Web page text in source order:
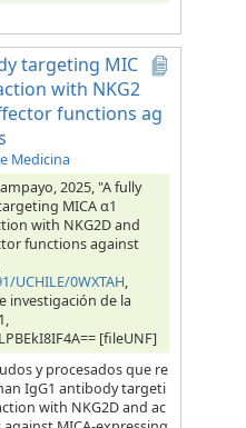
targeting MIC
with NKG2
functions ag
Medicina
2025, "A fully
MICA α1
with NKG2D and
functions against
UCHILE/0WXTAH,
investigación de la
[fileUNF]
y procesados que re
IgG1 antibody targeti
with NKG2D and ac